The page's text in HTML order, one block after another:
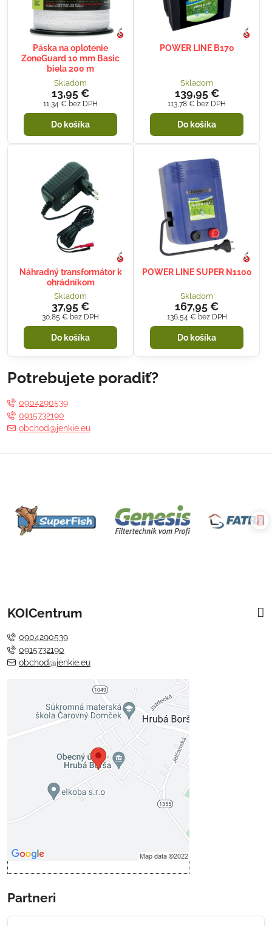
Páska na oplotenie
ZoneGuard 10 mm Basic
biela 200 m
Skladom
13,95 €
11,34 € bez DPH
Do košíka
POWER LINE B170
Skladom
139,95 €
113,78 € bez DPH
Do košíka
Náhradný transformátor k
ohrádníkom
Skladom
37,95 €
30,85 € bez DPH
Do košíka
POWER LINE SUPER N1100
Skladom
167,95 €
136,54 € bez DPH
Do košíka
Potrebujete poradiť?
0904290539
0915732190
obchod@jenkie.eu
KOICentrum
0904290539
0915732190
obchod@jenkie.eu
Externý obsah je blokovaný
Voľbami súkromia
Prajete si načítať externý obsah?
Povoliť tentokrát
Povoliť a zapamätať - súhlas s
Partneri